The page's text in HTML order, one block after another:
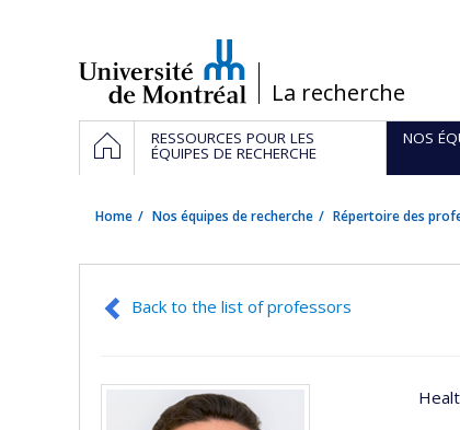
/La recherche
Navigation
principale
HOMERESSOURCES POUR LES
ÉQUIPES DE RECHERCHE
NOS
Home Nos équipes de recherche Répertoire des
Back to the list of professors